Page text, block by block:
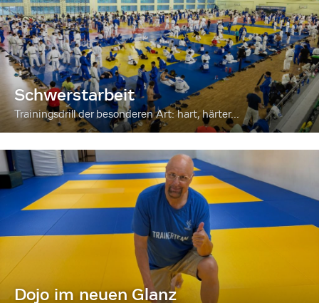
Schwerstarbeit
Trainingsdrill der besonderen Art: hart, härter...
Dojo im neuen Glanz